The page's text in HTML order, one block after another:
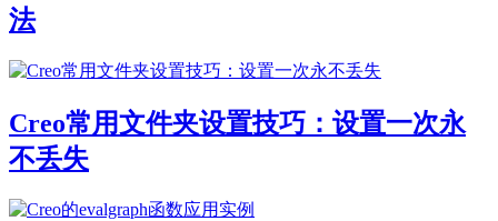
法
Creo常用文件夹设置技巧：设置一次永
不丢失